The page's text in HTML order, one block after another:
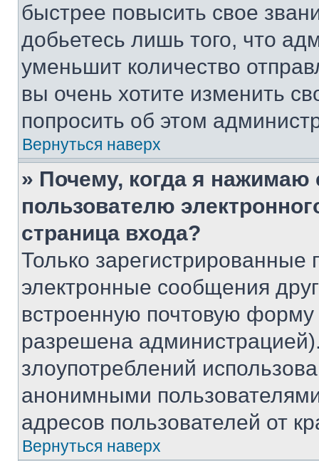
быстрее повысить свое
добьетесь лишь того, что
уменьшит количество
вы очень хотите изменить
попросить об этом
Вернуться наверх
» Почему, когда я нажимаю
пользователю
страница входа?
Только зарегистрированные
электронные сообщения
встроенную почтовую
разрешена
злоупотреблений
анонимными
адресов пользователей от
Вернуться наверх